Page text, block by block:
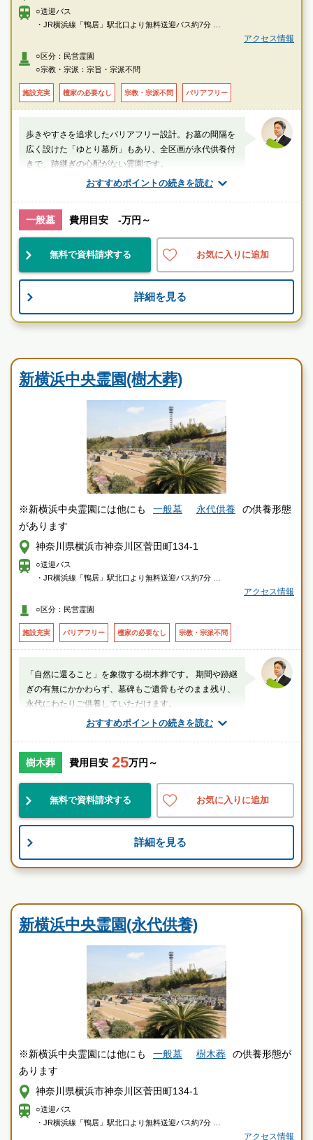
○送迎バス
・JR横浜線「鴨居」駅北口より無料送迎バス約7分
○車
・首都高速横浜北線「新横浜出入口」より約10分
分
アクセス情報
○区分：民営霊園
○宗教・宗派：宗旨・宗派不問
施設充実 檀家の必要なし 宗教・宗派不問 バリアフリー
おすすめポイントの続きを読む
歩きやすさを追求したバリアフリー設計。お墓の間隔を
広く設けた「ゆとり墓所」もあり、全区画が永代供養付
きで、跡継ぎの心配がない霊園です。
厚生労働省認定 葬祭ディレクター技能審査
1級葬祭ディレクター 田中（業界歴15年）
神奈川県 横浜市神奈川区
設備良 宗教不問
歩きやすさを追求したバリアフリー設計の霊園
お墓のことなら何でもご相談ください
す
新横浜中央霊園の特長
一般墓 費用目安 -万円～
無料で資料請求する お気に入りに追加
詳細を見る
新横浜中央霊園(樹木葬)
※新横浜中央霊園には他にも 一般墓 永代供養
の供養形態
があります
神奈川県横浜市神奈川区菅田町134-1
○送迎バス
・JR横浜線「鴨居」駅北口より無料送迎バス約7分
○車
・第三京浜「港北I.C」もしくは「羽沢出口」（保土ヶ谷料金所）より約10
分
アクセス情報
○区分：民営霊園
施設充実 バリアフリー 檀家の必要なし 宗教・宗派不問
おすすめポイントの続きを読む
「自然に還ること」を象徴する樹木葬です。 期間や跡継
ぎの有無にかかわらず、墓碑もご遺骨もそのまま残り、
永代にわたりご供養していただけます。
厚生労働省認定 葬祭ディレクター技能審査
1級葬祭ディレクター 田中（業界歴15年）
神奈川県
好立地 設備良 宗教不問
お墓のことなら何でもご相談ください
現地を見学して実際の雰囲気をお確かめください
新横浜中央霊園の特徴
樹木葬 費用目安 25万円～
無料で資料請求する お気に入りに追加
詳細を見る
新横浜中央霊園(永代供養)
※新横浜中央霊園には他にも 一般墓 樹木葬
の供養形態が
あります
神奈川県横浜市神奈川区菅田町134-1
○送迎バス
・JR横浜線「鴨居」駅北口より無料送迎バス約7分
アクセス情報